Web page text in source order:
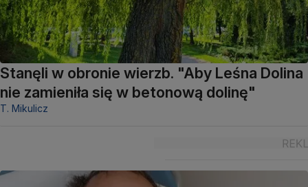
Stanęli w obronie wierzb. "Aby Leśna Dolina
nie zamieniła się w betonową dolinę"
T. Mikulicz